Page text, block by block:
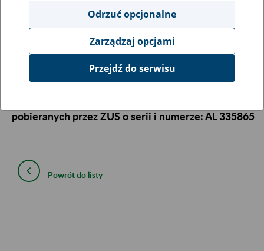
Informacja archiwalna
Zakład Ubezpieczeń Społecznych informuje, że
zaginęła 1 szt. blankietu do wystawiania
pobieranych przez ZUS o serii i numerze:AL 335865
Powrót do listy
Odrzuć opcjonalne
Zarządzaj opcjami
Przejdź do serwisu